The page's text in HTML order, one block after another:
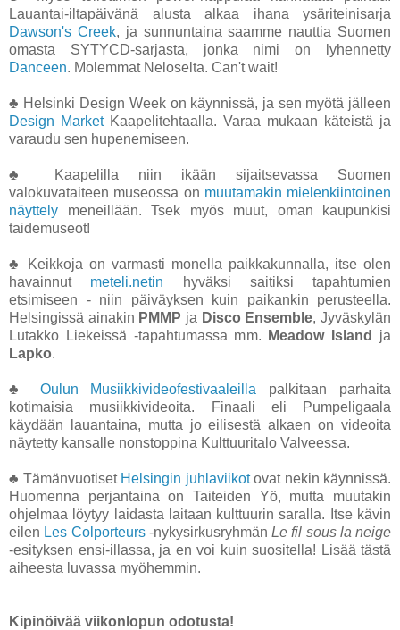
Lauantai-iltapäivänä alusta alkaa ihana ysäriteinisarja
Dawson's Creek, ja sunnuntaina saamme nauttia Suomen
omasta SYTYCD-sarjasta, jonka nimi on lyhennetty
Danceen. Molemmat Neloselta. Can't wait!
♣ Helsinki Design Week on käynnissä, ja sen myötä jälleen
Design MarketKaapelitehtaalla. Varaa mukaan käteistä ja
varaudu sen hupenemiseen.
♣ Kaapelilla niin ikään sijaitsevassa Suomen
valokuvataiteen museossa on muutamakin mielenkiintoinen
näyttely meneillään. Tsek myös muut, oman kaupunkisi
taidemuseot!
♣ Keikkoja on varmasti monella paikkakunnalla, itse olen
havainnut meteli.netin hyväksi saitiksi tapahtumien
etsimiseen - niin päiväyksen kuin paikankin perusteella.
Helsingissä ainakin PMMP ja Disco Ensemble, Jyväskylän
Lutakko Liekeissä -tapahtumassa mm.
Meadow Island
ja
Lapko.
♣ Oulun Musiikkivideofestivaaleilla palkitaan parhaita
kotimaisia musiikkivideoita. Finaali eli Pumpeligaala
käydään lauantaina, mutta jo eilisestä alkaen on videoita
näytetty kansalle nonstoppina Kulttuuritalo Valveessa.
♣ Tämänvuotiset Helsingin juhlaviikotovat nekin käynnissä.
Huomenna perjantaina on Taiteiden Yö, mutta muutakin
ohjelmaa löytyy laidasta laitaan kulttuurin saralla. Itse kävin
eilen Les Colporteurs-nykysirkusryhmän Le fil sous la neige
-esityksen ensi-illassa, ja en voi kuin suositella! Lisää tästä
aiheesta luvassa myöhemmin.
Kipinöivää viikonlopun odotusta!